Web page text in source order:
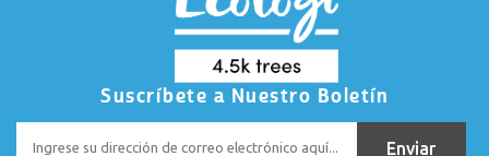
Suscríbete a Nuestro Boletín